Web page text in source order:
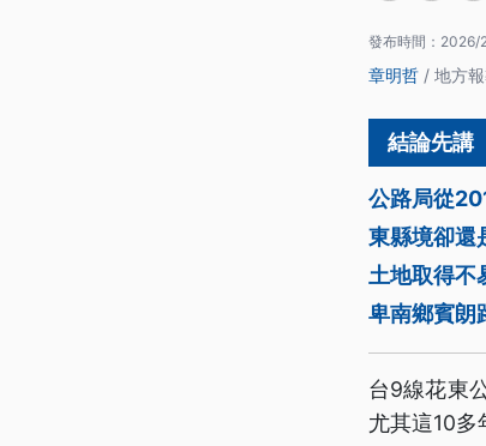
發布時間： 2026/
章明哲 / 地方
公路局從
東縣境卻還
土地取得不
卑南鄉賓朗
台9線花東
尤其這10多